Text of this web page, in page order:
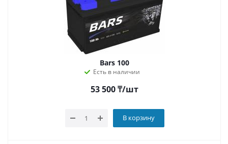
Bars 100
Есть в наличии
53 500₸/шт
В корзину